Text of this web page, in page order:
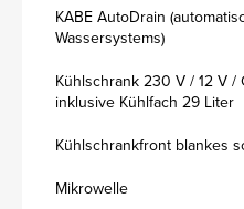
KABE AutoDrain
Wassersystems)
Kühlschrank 230 V / 12 V /
inklusive Kühlfach 29 Liter
Kühlschrankfront blankes
Mikrowelle